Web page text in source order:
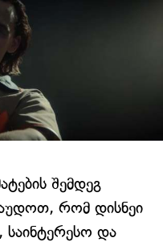
შემდეგ
რომ დისნეი
საინტერესო და